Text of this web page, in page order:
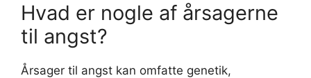
Hvad er nogle af årsagerne
til angst?
Årsager til angst kan omfatte genetik,